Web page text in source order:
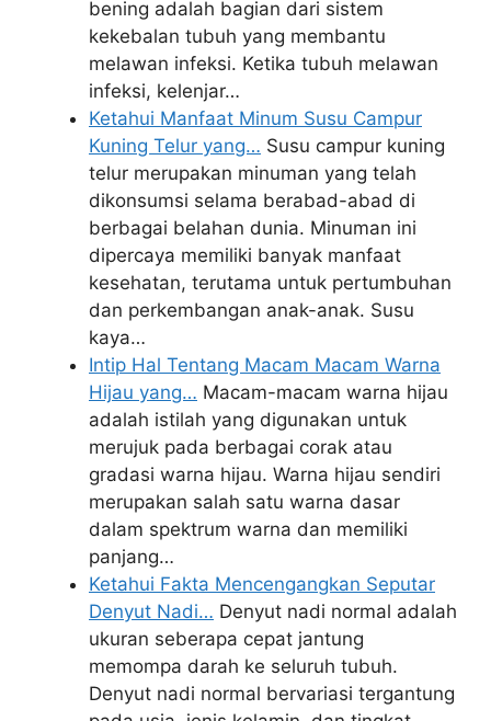
bening adalah bagian dari sistem
kekebalan tubuh yang membantu
melawan infeksi. Ketika tubuh melawan
infeksi, kelenjar…
Ketahui Manfaat Minum Susu Campur
Kuning Telur yang… Susu campur kuning
telur merupakan minuman yang telah
dikonsumsi selama berabad-abad di
berbagai belahan dunia. Minuman ini
dipercaya memiliki banyak manfaat
kesehatan, terutama untuk pertumbuhan
dan perkembangan anak-anak. Susu
kaya…
Intip Hal Tentang Macam Macam Warna
Hijau yang… Macam-macam warna hijau
adalah istilah yang digunakan untuk
merujuk pada berbagai corak atau
gradasi warna hijau. Warna hijau sendiri
merupakan salah satu warna dasar
dalam spektrum warna dan memiliki
panjang…
Ketahui Fakta Mencengangkan Seputar
Denyut Nadi… Denyut nadi normal adalah
ukuran seberapa cepat jantung
memompa darah ke seluruh tubuh.
Denyut nadi normal bervariasi tergantung